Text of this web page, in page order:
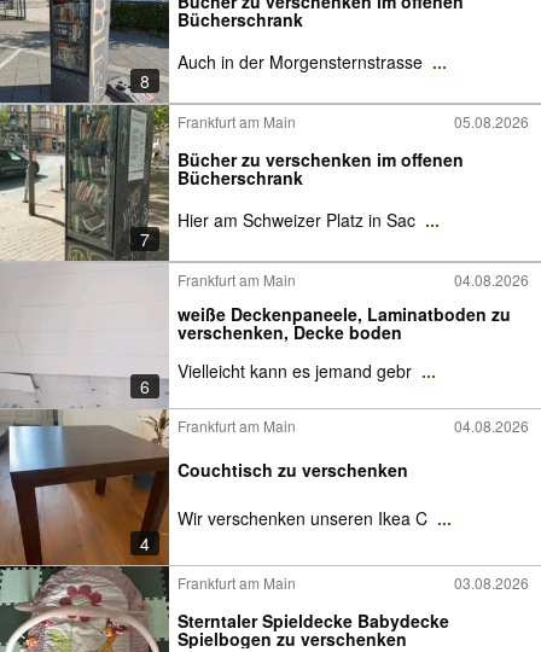
8
Bücherschrank
Auch in der Morgensternstrasse ...
7
Frankfurt am Main 05.08.2026
Bücher zu verschenken im offenen
Bücherschrank
Hier am Schweizer Platz in Sac ...
6
Frankfurt am Main 04.08.2026
weiße Deckenpaneele, Laminatboden zu
verschenken, Decke boden
Vielleicht kann es jemand gebr ...
4
Frankfurt am Main 04.08.2026
Couchtisch zu verschenken
Wir verschenken unseren Ikea C ...
Frankfurt am Main 03.08.2026
Sterntaler Spieldecke Babydecke
Spielbogen zu verschenken